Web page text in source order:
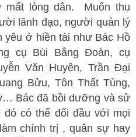
mất lòng dân. Muốn thu
lãnh đạo, người quản lý
yêu ở hiền tài như Bác Hồ
cụ Bùi Bằng Đoàn, cụ
Văn Huyên, Trần Đại
Bửu, Tôn Thất Tùng,
Bác đã bồi dưỡng và sử
có thể đối đầu với mọi
chính trị , quân sự hay